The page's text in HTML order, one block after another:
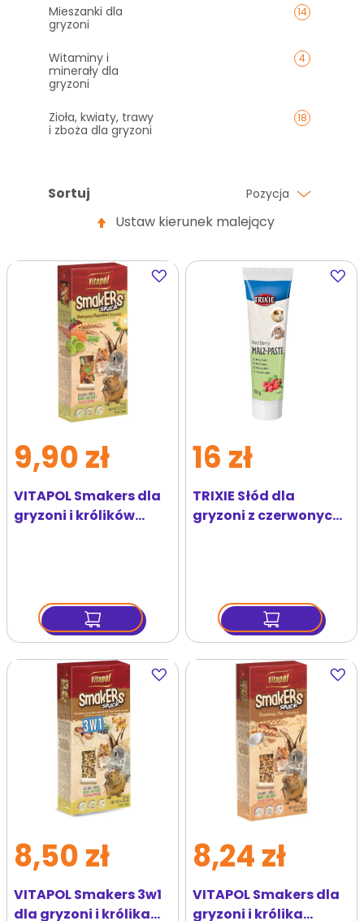
Sortuj Pozycja
Ustaw kierunek malejący
Dodaj
do
VITAPOL Smakers dla
gryzoni i królików
9,90 zł
Dodaj
do
TRIXIE Słód dla
gryzoni z czerwonych
16 zł
Dodaj
do
VITAPOL Smakers 3w1
dla gryzoni i królika
8,50 zł
Dodaj
do
VITAPOL Smakers dla
gryzoni i królika
8,24 zł
Mieszanki dla
gryzoni
14
Witaminy i
minerały dla
gryzoni
4
Zioła, kwiaty, trawy
i zboża dla gryzoni
18